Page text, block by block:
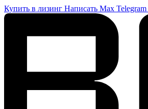
Купить в лизинг Написать Max Telegram